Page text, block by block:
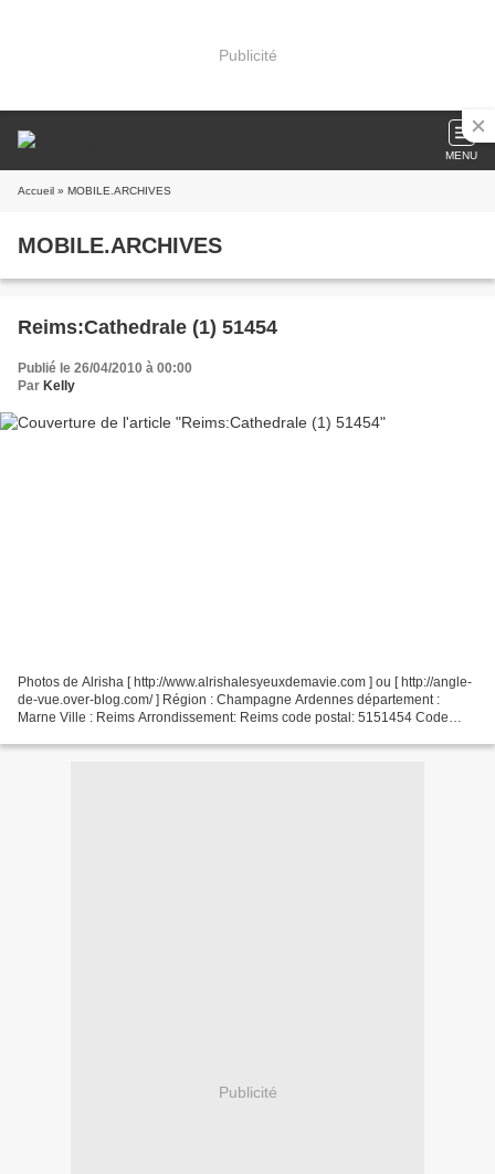
Publicité
MENU
Accueil » MOBILE.ARCHIVES
MOBILE.ARCHIVES
Reims:Cathedrale (1) 51454
Publié le 26/04/2010 à 00:00
Par Kelly
Photos de Alrisha [ http://www.alrishalesyeuxdemavie.com ] ou [ http://angle-
de-vue.over-blog.com/ ] Région : Champagne Ardennes département :
Marne Ville : Reims Arrondissement: Reims code postal: 5151454 Code
Publicité